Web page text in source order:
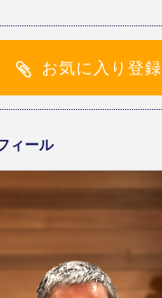
お気に入り登録
ィール